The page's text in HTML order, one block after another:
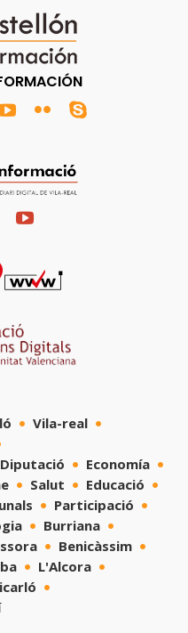
Vila-real
Diputació
Economía
Salut
Educació
Participació
Burriana
Benicàssim
L'Alcora